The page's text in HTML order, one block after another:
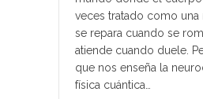
veces tratado como una
se repara cuando se
atiende cuando duele.
que nos enseña la
física cuántica…